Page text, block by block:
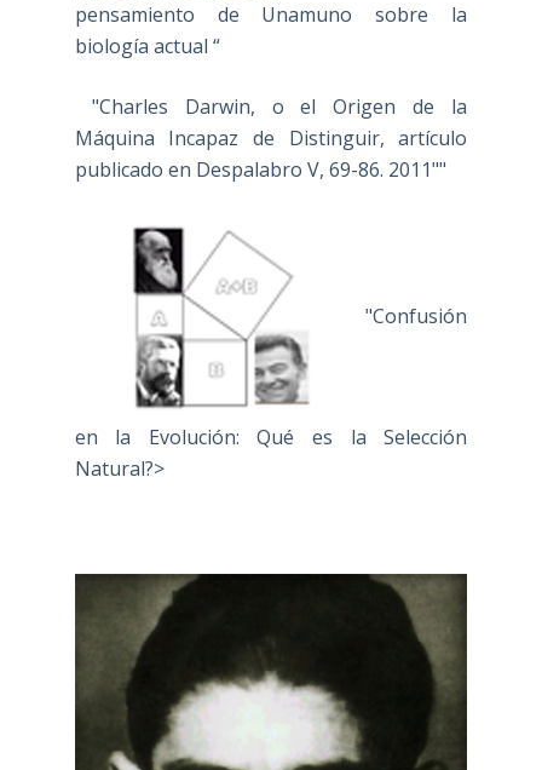
pensamiento de Unamuno sobre la
biología actual “
"Charles Darwin, o el Origen de la
Máquina Incapaz de Distinguir, artículo
publicado en Despalabro V, 69-86. 2011""
"Confusión
en la Evolución: Qué es la Selección
Natural?>